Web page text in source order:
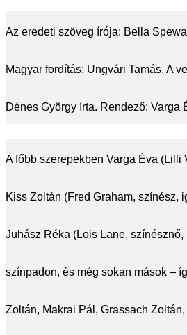
Az eredeti szöveg írója: Bella
Magyar fordítás: Ungvári Tamás. A
Dénes György írta. Rendező: Varga
A főbb szerepekben Varga Éva (Lilli
Kiss Zoltán (Fred Graham, színész,
Juhász Réka (Lois Lane,
színpadon, és még sokan mások –
Zoltán, Makrai Pál, Grassach